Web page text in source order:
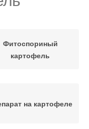
Фитоспориный
картофель
на картофеле